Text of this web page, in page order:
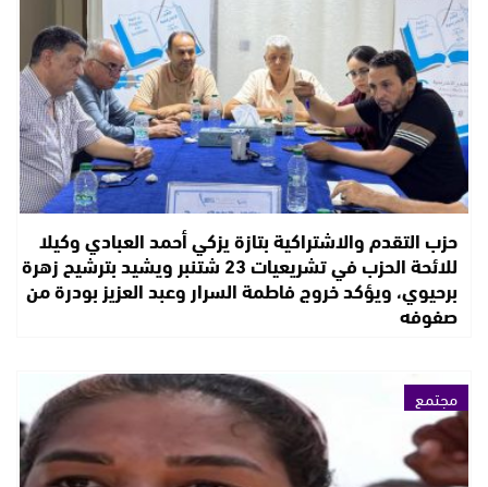
حزب التقدم والاشتراكية بتازة يزكي أحمد العبادي وكيلا
للائحة الحزب في تشريعيات 23 شتنبر ويشيد بترشيح زهرة
برحيوي، ويؤكد خروج فاطمة السرار وعبد العزيز بودرة من
صفوفه
مجتمع